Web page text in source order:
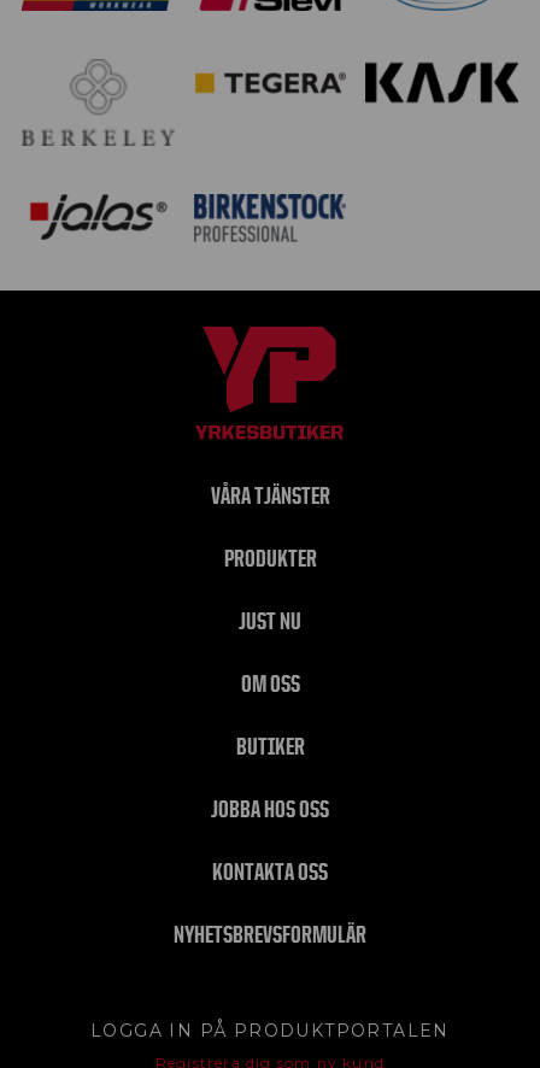
VÅRA TJÄNSTER
PRODUKTER
JUST NU
OM OSS
BUTIKER
JOBBA HOS OSS
KONTAKTA OSS
NYHETSBREVSFORMULÄR
LOGGA IN PÅ PRODUKTPORTALEN
Registrera dig som ny kund